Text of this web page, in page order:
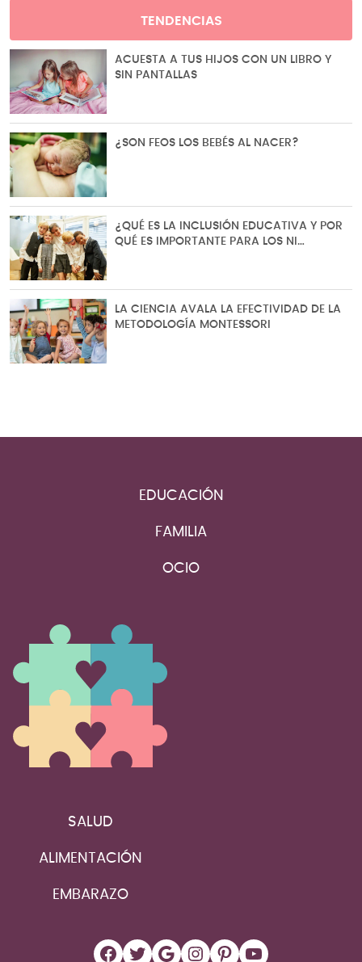
TENDENCIAS
ACUESTA A TUS HIJOS CON UN LIBRO Y
SIN PANTALLAS
¿SON FEOS LOS BEBÉS AL NACER?
¿QUÉ ES LA INCLUSIÓN EDUCATIVA Y POR
QUÉ ES IMPORTANTE PARA LOS NI…
LA CIENCIA AVALA LA EFECTIVIDAD DE LA
METODOLOGÍA MONTESSORI
EDUCACIÓN
FAMILIA
OCIO
SALUD
ALIMENTACIÓN
EMBARAZO
Facebook
Twitter
Google
Instagram
Pinterest
YouTube